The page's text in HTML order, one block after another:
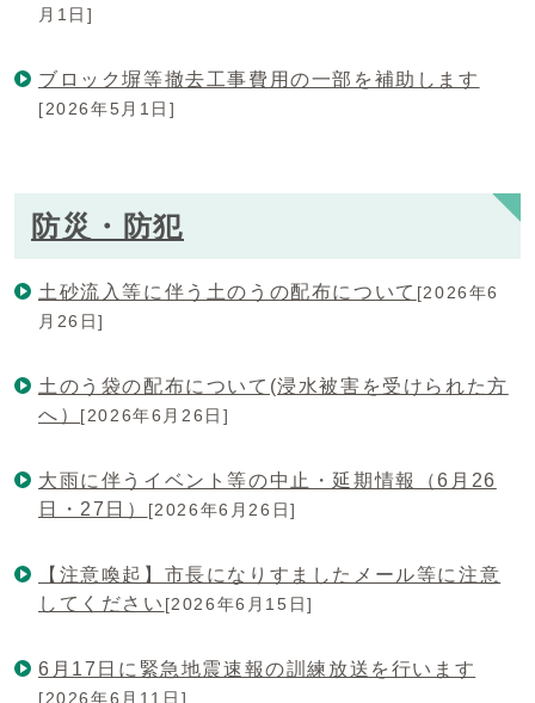
月1日]
ブロック塀等撤去工事費用の一部を補助します
[2026年5月1日]
防災・防犯
土砂流入等に伴う土のうの配布について [2026年6
月26日]
土のう袋の配布について(浸水被害を受けられた方
へ） [2026年6月26日]
大雨に伴うイベント等の中止・延期情報（6月26
日・27日）
[2026年6月26日]
【注意喚起】市長になりすましたメール等に注意
してください [2026年6月15日]
6月17日に緊急地震速報の訓練放送を行います
[2026年6月11日]